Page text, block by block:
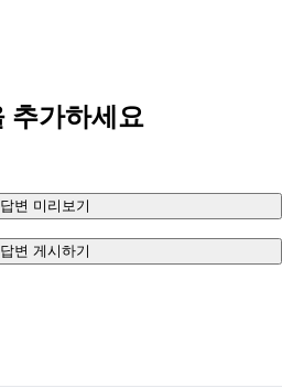
추가하세요
변 미리보기
변 게시하기